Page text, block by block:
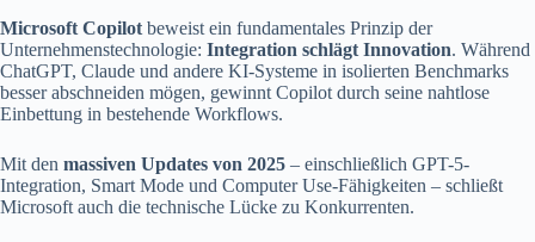
Microsoft Copilot beweist ein fundamentales Prinzip der
Unternehmenstechnologie: Integration schlägt Innovation. Während
ChatGPT, Claude und andere KI-Systeme in isolierten Benchmarks
besser abschneiden mögen, gewinnt Copilot durch seine nahtlose
Einbettung in bestehende Workflows.
Mit den massiven Updates von 2025 – einschließlich GPT-5-
Integration, Smart Mode und Computer Use-Fähigkeiten – schließt
Microsoft auch die technische Lücke zu Konkurrenten.